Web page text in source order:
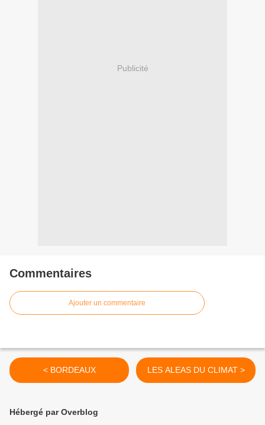
Publicité
Commentaires
Ajouter un commentaire
< BORDEAUX LES ALEAS DU CLIMAT >
Hébergé par Overblog